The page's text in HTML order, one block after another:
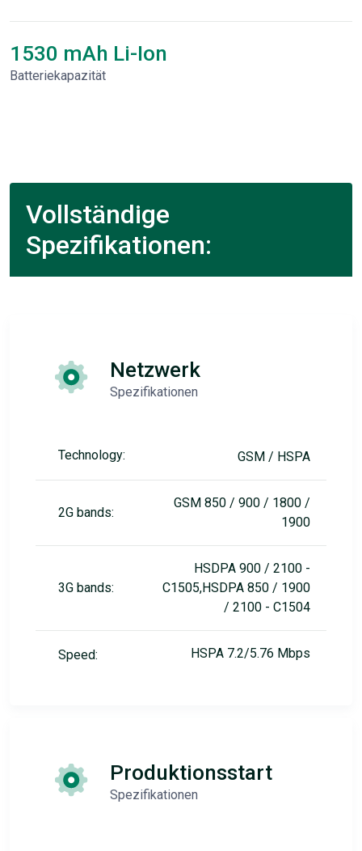
1530 mAh Li-Ion
Batteriekapazität
Vollständige
Spezifikationen:
Netzwerk
Spezifikationen
Technology: GSM / HSPA
2G bands:
GSM 850 / 900 / 1800 /
1900
3G bands:
HSDPA 900 / 2100 -
C1505,HSDPA 850 / 1900
/ 2100 - C1504
Speed: HSPA 7.2/5.76 Mbps
Produktionsstart
Spezifikationen